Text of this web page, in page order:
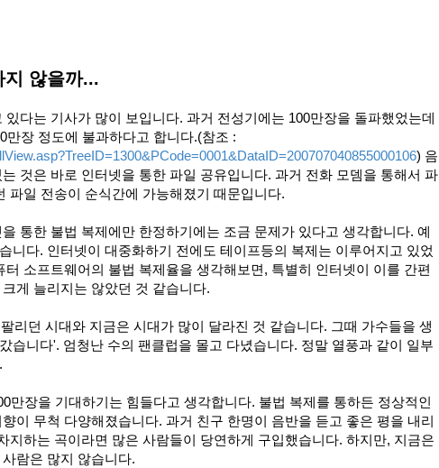
지 않을까...
다는 기사가 많이 보입니다. 과거 전성기에는 100만장을 돌파했었는데
장 정도에 불과하다고 합니다.(참조 :
) 음
것은 바로 인터넷을 통한 파일 공유입니다. 과거 전화 모뎀을 통해서 파
파일 전송이 순식간에 가능해졌기 때문입니다.
통한 불법 복제에만 한정하기에는 조금 문제가 있다고 생각합니다. 예
니다. 인터넷이 대중화하기 전에도 테이프등의 복제는 이루어지고 있었
소프트웨어의 불법 복제율을 생각해보면, 특별히 인터넷이 이를 간편
게 늘리지는 않았던 것 같습니다.
리던 시대와 지금은 시대가 많이 달라진 것 같습니다. 그때 가수들을 생
습니다'. 엄청난 수의 팬클럽을 몰고 다녔습니다. 정말 열풍과 같이 일부
만장을 기대하기는 힘들다고 생각합니다. 불법 복제를 통하든 정상적인
이 무척 다양해졌습니다. 과거 친구 한명이 음반을 듣고 좋은 평을 내리
지하는 곡이라면 많은 사람들이 당연하게 구입했습니다. 하지만, 지금은
람은 많지 않습니다.